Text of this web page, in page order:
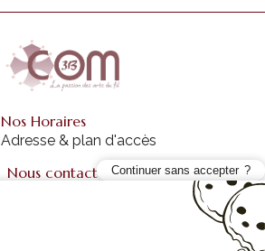
Nos Horaires
Adresse & plan d'accès
Nous contacter Continuer sans accepter